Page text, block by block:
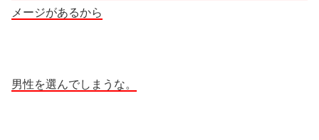
メージがあるから
男性を選んでしまうな。